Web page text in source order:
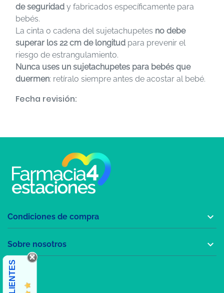
de seguridad y fabricados específicamente para
bebés.
La cinta o cadena del sujetachupetes no debe
superar los 22 cm de longitud para prevenir el
riesgo de estrangulamiento.
Nunca uses un sujetachupetes para bebés que
duermen: retíralo siempre antes de acostar al bebé.
Fecha revisión:
Condiciones de compra 
Sobre nosotros 